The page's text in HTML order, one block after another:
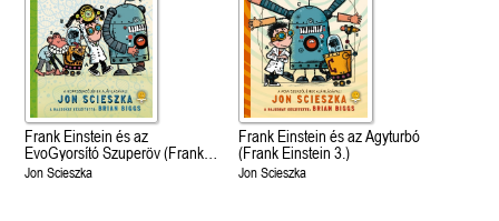
Frank Einstein és az
EvoGyorsító Szuperöv (Frank
Einstein 4.)
Jon Scieszka
Frank Einstein és az Agyturbó
(Frank Einstein 3.)
Jon Scieszka